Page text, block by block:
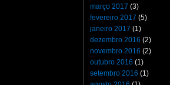
março 2017 (3)
fevereiro 2017 (5)
janeiro 2017 (1)
dezembro 2016 (2)
novembro 2016 (2)
outubro 2016 (1)
setembro 2016 (1)